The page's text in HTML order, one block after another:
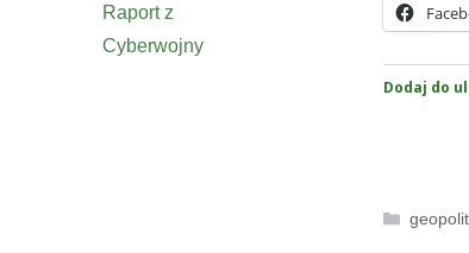
Dodaj do
Raport z
Cyberwojny